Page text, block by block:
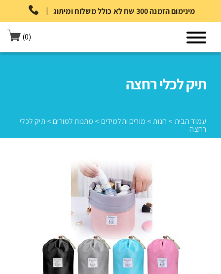
| מינימום הזמנה 300 שח לא כולל משלוח ומיתוג
(0)
תיק לכלי רחצה
עמוד הבית > חנות> מורים ותלמידים > מתנות למורים> תיק לכלי
רחצה
מורים ותלמידים >מתנות למורים